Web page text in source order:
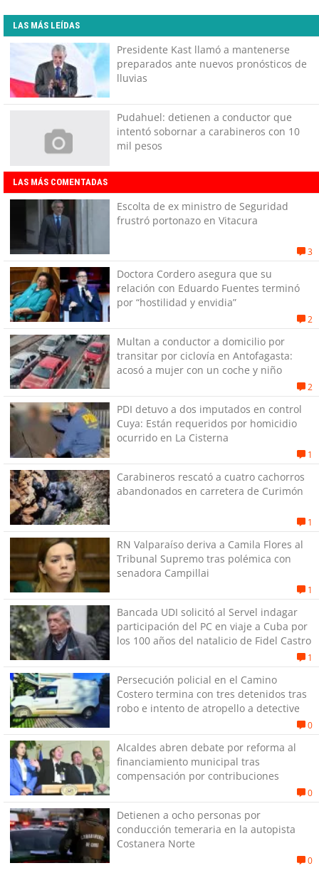
LAS MÁS LEÍDAS
Presidente Kast llamó a mantenerse
preparados ante nuevos pronósticos de
lluvias
Pudahuel: detienen a conductor que
intentó sobornar a carabineros con 10
mil pesos
LAS MÁS COMENTADAS
Escolta de ex ministro de Seguridad
frustró portonazo en Vitacura
3
Doctora Cordero asegura que su
relación con Eduardo Fuentes terminó
por “hostilidad y envidia”
2
Multan a conductor a domicilio por
transitar por ciclovía en Antofagasta:
acosó a mujer con un coche y niño
2
PDI detuvo a dos imputados en control
Cuya: Están requeridos por homicidio
ocurrido en La Cisterna
1
Carabineros rescató a cuatro cachorros
abandonados en carretera de Curimón
1
RN Valparaíso deriva a Camila Flores al
Tribunal Supremo tras polémica con
senadora Campillai
1
Bancada UDI solicitó al Servel indagar
participación del PC en viaje a Cuba por
los 100 años del natalicio de Fidel Castro
1
Persecución policial en el Camino
Costero termina con tres detenidos tras
robo e intento de atropello a detective
0
Alcaldes abren debate por reforma al
financiamiento municipal tras
compensación por contribuciones
0
Detienen a ocho personas por
conducción temeraria en la autopista
Costanera Norte
0